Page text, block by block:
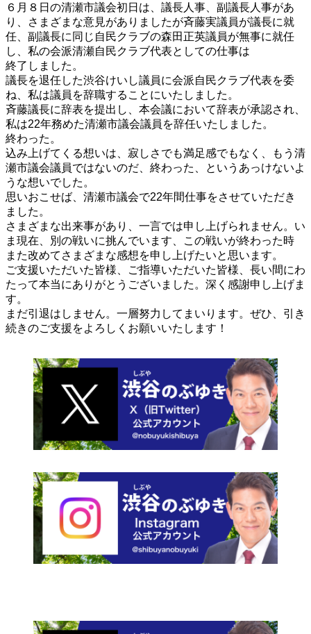
６月８日の清瀬市議会初日は、議長人事、副議長人事があ
り、さまざまな意見がありましたが斉藤実議員が議長に就
任、副議長に同じ自民クラブの森田正英議員が無事に就任
し、私の会派清瀬自民クラブ代表としての仕事は
終了しました。
議長を退任した渋谷けいし議員に会派自民クラブ代表を委
ね、私は議員を辞職することにいたしました。
斉藤議長に辞表を提出し、本会議において辞表が承認され、
私は22年務めた清瀬市議会議員を辞任いたしました。
終わった。
込み上げてくる想いは、寂しさでも満足感でもなく、もう清
瀬市議会議員ではないのだ、終わった、というあっけないよ
うな想いでした。
思いおこせば、清瀬市議会で22年間仕事をさせていただき
ました。
さまざまな出来事があり、一言では申し上げられません。い
ま現在、別の戦いに挑んでいます、この戦いが終わった時
また改めてさまざまな感想を申し上げたいと思います。
ご支援いただいた皆様、ご指導いただいた皆様、長い間にわ
たって本当にありがとうございました。深く感謝申し上げま
す。
まだ引退はしません。一層努力してまいります。ぜひ、引き
続きのご支援をよろしくお願いいたします！